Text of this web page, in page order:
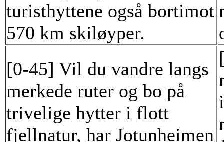
turisthyttene også bortimot
570 km skiløyper.
[0-45] Vil du vandre langs
merkede ruter og bo på
trivelige hytter i flott
fjellnatur, har Jotunheimen